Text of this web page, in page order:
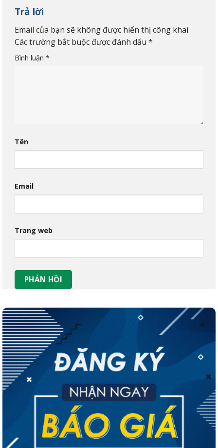
Trả lời
Email của bạn sẽ không được hiển thị công khai.
Các trường bắt buộc được đánh dấu *
Bình luận *
Tên
Email
Trang web